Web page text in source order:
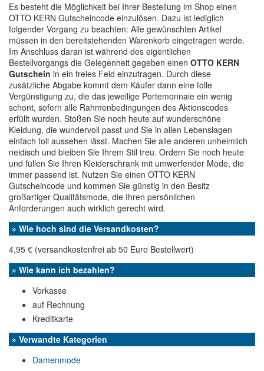
Es besteht die Möglichkeit bei Ihrer Bestellung im Shop einen
OTTO KERN Gutscheincode einzulösen. Dazu ist lediglich
folgender Vorgang zu beachten: Alle gewünschten Artikel
müssen in den bereitstehenden Warenkorb eingetragen werde.
Im Anschluss daran ist während des eigentlichen
Bestellvorgangs die Gelegenheit gegeben einen OTTO KERN
Gutschein in ein freies Feld einzutragen. Durch diese
zusätzliche Abgabe kommt dem Käufer dann eine tolle
Vergünstigung zu, die das jeweilige Portemonnaie ein wenig
schont, sofern alle Rahmenbedingungen des Aktionscodes
erfüllt wurden. Stoßen Sie noch heute auf wunderschöne
Kleidung, die wundervoll passt und Sie in allen Lebenslagen
einfach toll aussehen lässt. Machen Sie alle anderen unheimlich
neidisch und bleiben Sie Ihrem Stil treu. Ordern Sie noch heute
und füllen Sie Ihren Kleiderschrank mit umwerfender Mode, die
immer passend ist. Nutzen Sie einen OTTO KERN
Gutscheincode und kommen Sie günstig in den Besitz
großartiger Qualitätsmode, die Ihren persönlichen
Anforderungen auch wirklich gerecht wird.
» Wie hoch sind die Versandkosten?
4,95 € (versandkostenfrei ab 50 Euro Bestellwert)
» Wie kann ich bezahlen?
Vorkasse
auf Rechnung
Kreditkarte
» Verwandte Kategorien
Damenmode